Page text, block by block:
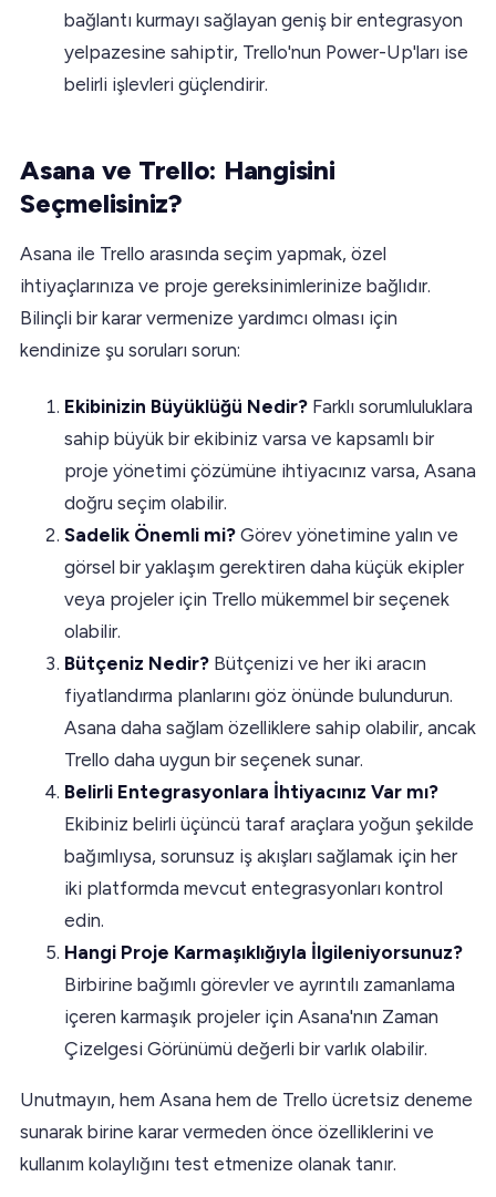
bağlantı kurmayı sağlayan geniş bir entegrasyon
yelpazesine sahiptir, Trello'nun Power-Up'ları ise
belirli işlevleri güçlendirir.
Asana ve Trello: Hangisini
Seçmelisiniz?
Asana ile Trello arasında seçim yapmak, özel
ihtiyaçlarınıza ve proje gereksinimlerinize bağlıdır.
Bilinçli bir karar vermenize yardımcı olması için
kendinize şu soruları sorun:
Ekibinizin Büyüklüğü Nedir? Farklı sorumluluklara
sahip büyük bir ekibiniz varsa ve kapsamlı bir
proje yönetimi çözümüne ihtiyacınız varsa, Asana
doğru seçim olabilir.
Sadelik Önemli mi? Görev yönetimine yalın ve
görsel bir yaklaşım gerektiren daha küçük ekipler
veya projeler için Trello mükemmel bir seçenek
olabilir.
Bütçeniz Nedir? Bütçenizi ve her iki aracın
fiyatlandırma planlarını göz önünde bulundurun.
Asana daha sağlam özelliklere sahip olabilir, ancak
Trello daha uygun bir seçenek sunar.
Belirli Entegrasyonlara İhtiyacınız Var mı?
Ekibiniz belirli üçüncü taraf araçlara yoğun şekilde
bağımlıysa, sorunsuz iş akışları sağlamak için her
iki platformda mevcut entegrasyonları kontrol
edin.
Hangi Proje Karmaşıklığıyla İlgileniyorsunuz?
Birbirine bağımlı görevler ve ayrıntılı zamanlama
içeren karmaşık projeler için Asana'nın Zaman
Çizelgesi Görünümü değerli bir varlık olabilir.
Unutmayın, hem Asana hem de Trello ücretsiz deneme
sunarak birine karar vermeden önce özelliklerini ve
kullanım kolaylığını test etmenize olanak tanır.